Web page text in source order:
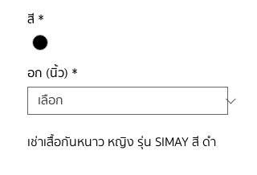
สี *
อก (นิ้ว) *
เช่าเสื้อกันหนาว หญิง รุ่น SIMAY สี ดำ